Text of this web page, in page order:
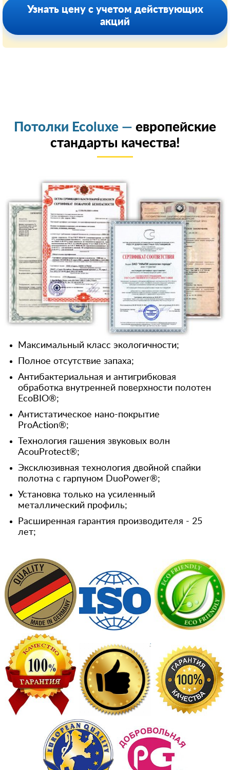
Узнать цену с учетом действующих
акций
Потолки Ecoluxe — европейские
стандарты качества!
Максимальный класс экологичности;
Полное отсутствие запаха;
Антибактериальная и антигрибковая
обработка внутренней поверхности полотен
EcoBIO®;
Антистатическое нано-покрытие
ProAction®;
Технология гашения звуковых волн
AcouProtect®;
Эксклюзивная технология двойной спайки
полотна с гарпуном DuoPower®;
Установка только на усиленный
металлический профиль;
Расширенная гарантия производителя - 25
лет;